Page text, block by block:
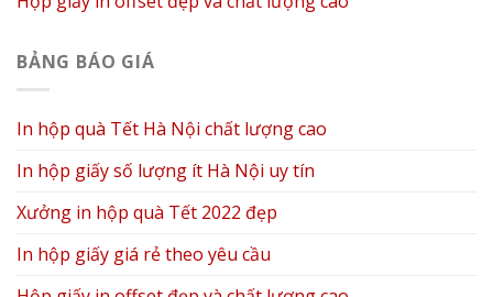
BẢNG BÁO GIÁ
In hộp quà Tết Hà Nội chất lượng cao
In hộp giấy số lượng ít Hà Nội uy tín
Xưởng in hộp quà Tết 2022 đẹp
In hộp giấy giá rẻ theo yêu cầu